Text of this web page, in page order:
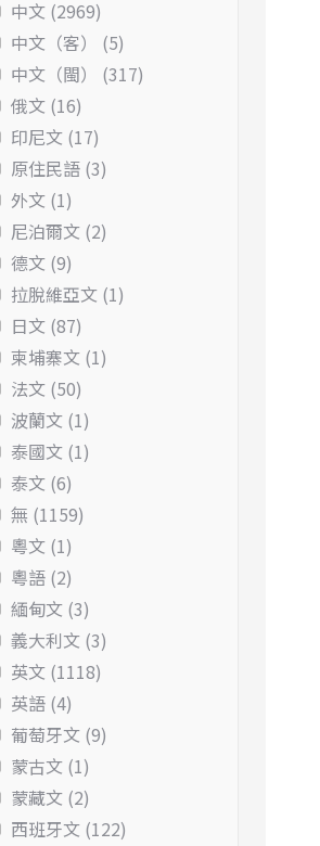
中文 (2969)
中文（客） (5)
中文（閩） (317)
俄文 (16)
印尼文 (17)
原住民語 (3)
外文 (1)
尼泊爾文 (2)
德文 (9)
拉脫維亞文 (1)
日文 (87)
柬埔寨文 (1)
法文 (50)
波蘭文 (1)
泰國文 (1)
泰文 (6)
無 (1159)
粵文 (1)
粵語 (2)
緬甸文 (3)
義大利文 (3)
英文 (1118)
英語 (4)
葡萄牙文 (9)
蒙古文 (1)
蒙藏文 (2)
西班牙文 (122)